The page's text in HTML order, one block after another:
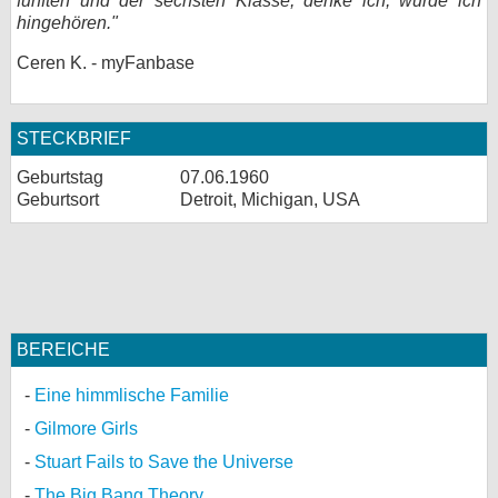
hingehören."
Ceren K. - myFanbase
STECKBRIEF
Geburtstag
07.06.1960
Geburtsort
Detroit, Michigan, USA
BEREICHE
Eine himmlische Familie
Gilmore Girls
Stuart Fails to Save the Universe